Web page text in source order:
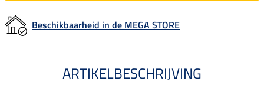
Beschikbaarheid in de MEGA STORE
ARTIKELBESCHRIJVING